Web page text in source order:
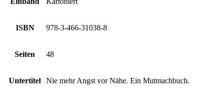
ISBN 978-3-466-31038-8
Seiten 48
Untertitel Nie mehr Angst vor Nähe. Ein Mutmachbuch.